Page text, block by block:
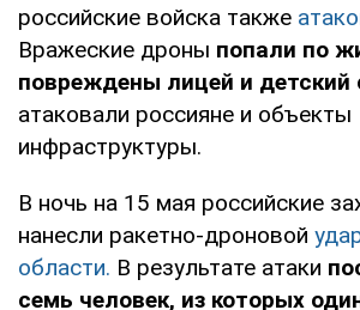
российские войска также
Вражеские дроны попали по
повреждены лицей и детский
атаковали россияне и объекты
инфраструктуры.
В ночь на 15 мая российские
нанесли ракетно-дроновой
области. В результате атаки
семь человек, из которых